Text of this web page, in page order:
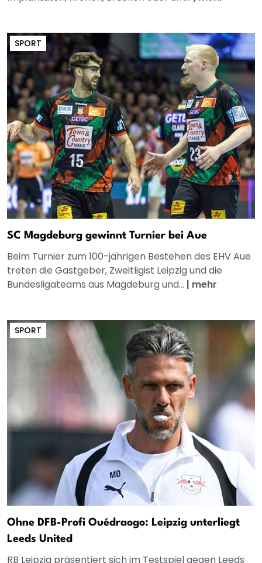
SPORT
SC Magdeburg gewinnt Turnier bei Aue
Beim Turnier zum 100-jährigen Bestehen des EHV Aue
treten die Gastgeber, Zweitligist Leipzig und die
Bundesligateams aus Magdeburg und... | mehr
SPORT
Ohne DFB-Profi Ouédraogo: Leipzig unterliegt
Leeds United
RB Leipzig präsentiert sich im Testspiel gegen Leeds